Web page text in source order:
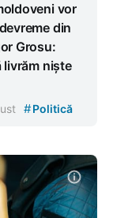
vor
din
Grosu:
livrăm niște
#Politică